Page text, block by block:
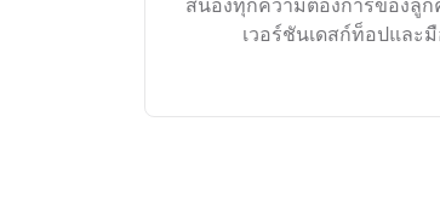
เวอร์ชันเดสก์ท็อปและ